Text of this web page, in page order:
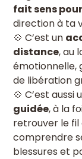
fait sens
direction à ta
💠 C’est un
distance, au
émotionnelle,
de libération
💠 C’est aussi
guidée, à la
retrouver le fil
comprendre
blessures et